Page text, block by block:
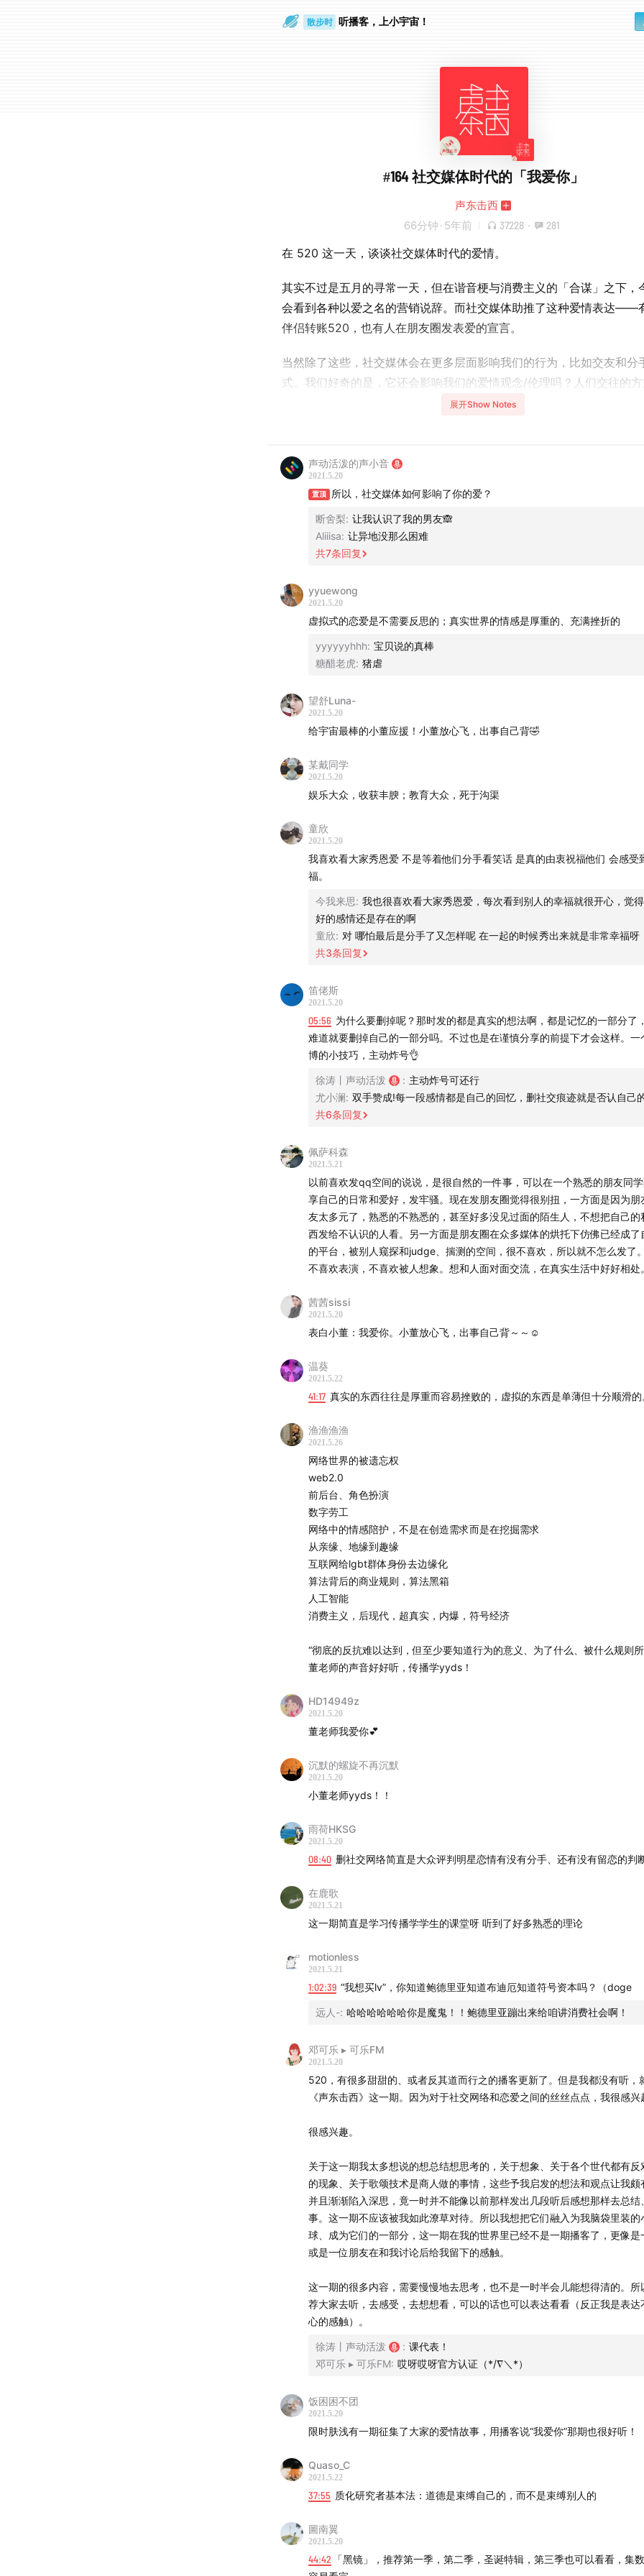
通勤路上 听播客，上小宇宙！
#164 社交媒体时代的「我爱你」
声东击西
66分钟 · 5年前 37228 · 281
在 520 这一天，谈谈社交媒体时代的爱情。
其实不过是五月的寻常一天，但在谐音梗与消费主义的「合谋」之下，
会看到各种以爱之名的营销说辞。而社交媒体助推了这种爱情表达——
伴侣转账520，也有人在朋友圈发表爱的宣言。
当然除了这些，社交媒体会在更多层面影响我们的行为，比如交友和分
式。我们好奇的是，它还会影响我们的爱情观念/伦理吗？人们交往的
是因为社交媒体越来越快餐化了？
们谈到了许多有趣的观点和研究，但并未给出什么社交媒体时代的爱情
言以蔽之，社交媒体和算法都不会让爱变得更难或更简单，经营亲密关
点，永远在于人本身。
【主播】
，声动活泼联合创始人
【嘉宾】
董晨宇，中国人民大学新闻学院讲师，微博@
【主要话题】
社交媒体的恋爱与分手，是自我展示/表演的延伸
26:53 线上的亲密关系其实比线下发展得更慢
32:16
50:25 加速快餐化的不是爱情，而是整个世界
【延伸阅读】
董晨宇的论文：
思“孤独社交”:社交媒体真的让我们更加疏离吗、 我该选择哪种媒介说
媒体时代的媒介意识形态与媒介转换行为
纽约时报专栏作者 Nick Bilton 的文章：
After a Breakup
电视剧黑镜：Black Mirror S2E02 White Bear
痞子蔡的书：
他們的世界
书籍：Artificial Unintelligence: How Computers Misunderstand
World
书籍： 交往在云端
Web2.0： 指以最终用户为目标，强调用户生成内容、易用性、参与
互操作性的网站。
【相关节目】
算法这只温柔的巨兽
【音乐】
You Set My World On Fire-Loving Caliber feat. Selestine
Let Me Tell You a Story-Raymond Grouse
New Beginning-Raymond Grouse
Palms-Ennio Máno
【Staff】
后期：陈太太、Luke
运营：Yao
【关于我们】
网站：etw.fm
社交媒体：@
邮件：etwstudio@gmail.com
国内/外支持我们：www.etw.fm
Special Guest: 董晨宇.
展开Show Notes
声动活泼的声小音
2021.5.20
置顶 所以，社交媒体如何影响了你的爱？
断舍梨: 让我认识了我的男友🙈
Aliiisa: 让异地没那么困难
共7条回复
yyuewong
2021.5.20
虚拟式的恋爱是不需要反思的；真实世界的情感是厚重的、充满挫折的
yyyyyyhhh: 宝贝说的真棒
糖醋老虎: 猪虐
望舒Luna-
2021.5.20
给宇宙最棒的小董应援！小董放心飞，出事自己背🤣
某戴同学
2021.5.20
娱乐大众，收获丰腴；教育大众，死于沟渠
童欣
2021.5.20
我喜欢看大家秀恩爱 不是等着他们分手看笑话 是真的由衷祝福他们 会感受
福。
今我来思: 我也很喜欢看大家秀恩爱，每次看到别人的幸福就很开心，觉
好的感情还是存在的啊
童欣: 对 哪怕最后是分手了又怎样呢 在一起的时候秀出来就是非常幸福呀
共3条回复
笛佬斯
2021.5.20
05:56 为什么要删掉呢？那时发的都是真实的想法啊，都是记忆的一部分了
难道就要删掉自己的一部分吗。不过也是在谨慎分享的前提下才会这样。一
博的小技巧，主动炸号👌
徐涛丨声动活泼 : 主动炸号可还行
尤小澜: 双手赞成!每一段感情都是自己的回忆，删社交痕迹就是否认自己的
共6条回复
佩萨科森
2021.5.21
以前喜欢发qq空间的说说，是很自然的一件事，可以在一个熟悉的朋友同
享自己的日常和爱好，发牢骚。现在发朋友圈觉得很别扭，一方面是因为朋
友太多元了，熟悉的不熟悉的，甚至好多没见过面的陌生人，不想把自己的
西发给不认识的人看。另一方面是朋友圈在众多媒体的烘托下仿佛已经成了
的平台，被别人窥探和judge、揣测的空间，很不喜欢，所以就不怎么发了。
不喜欢表演，不喜欢被人想象。想和人面对面交流，在真实生活中好好相处。
茜茜sissi
2021.5.20
表白小董：我爱你。小董放心飞，出事自己背～～☺️
温葵
2021.5.22
41:17 真实的东西往往是厚重而容易挫败的，虚拟的东西是单薄但十分顺滑的
渔渔渔渔
2021.5.26
网络世界的被遗忘权
web2.0
前后台、角色扮演
数字劳工
网络中的情感陪护，不是在创造需求而是在挖掘需求
从亲缘、地缘到趣缘
互联网给lgbt群体身份去边缘化
算法背后的商业规则，算法黑箱
人工智能
消费主义，后现代，超真实，内爆，符号经济
“彻底的反抗难以达到，但至少要知道行为的意义、为了什么、被什么规则
董老师的声音好好听，传播学yyds！
HD14949z
2021.5.20
董老师我爱你💕
沉默的螺旋不再沉默
2021.5.20
小董老师yyds！！
雨荷HKSG
2021.5.20
08:40 删社交网络简直是大众评判明星恋情有没有分手、还有没有留恋的判
在鹿歌
2021.5.21
这一期简直是学习传播学学生的课堂呀 听到了好多熟悉的理论
motionless
2021.5.21
1:02:39 “我想买lv”，你知道鲍德里亚知道布迪厄知道符号资本吗？（doge
远人-: 哈哈哈哈哈哈你是魔鬼！！鲍德里亚蹦出来给咱讲消费社会啊！
邓可乐 ︎▸ 可乐FM
2021.5.20
520，有很多甜甜的、或者反其道而行之的播客更新了。但是我都没有听，
《声东击西》这一期。因为对于社交网络和恋爱之间的丝丝点点，我很感兴
很感兴趣。
关于这一期我太多想说的想总结想思考的，关于想象、关于各个世代都有反
的现象、关于歌颂技术是商人做的事情，这些予我启发的想法和观点让我颇
并且渐渐陷入深思，竟一时并不能像以前那样发出几段听后感想那样去总结
事。这一期不应该被我如此潦草对待。所以我想把它们融入为我脑袋里装的
球、成为它们的一部分，这一期在我的世界里已经不是一期播客了，更像是
或是一位朋友在和我讨论后给我留下的感触。
这一期的很多内容，需要慢慢地去思考，也不是一时半会儿能想得清的。所
荐大家去听，去感受，去想想看，可以的话也可以表达看看（反正我是表达
心的感触）。
徐涛丨声动活泼 : 课代表！
邓可乐 ︎▸ 可乐FM: 哎呀哎呀官方认证（*/∇＼*）
饭困困不团
2021.5.20
限时肤浅有一期征集了大家的爱情故事，用播客说“我爱你”那期也很好听！
Quaso_C
2021.5.22
37:55 质化研究者基本法：道德是束缚自己的，而不是束缚别人的
圖南翼
2021.5.20
44:42
「黑镜」，推荐第一季，第二季，圣诞特辑，第三季也可以看看，集